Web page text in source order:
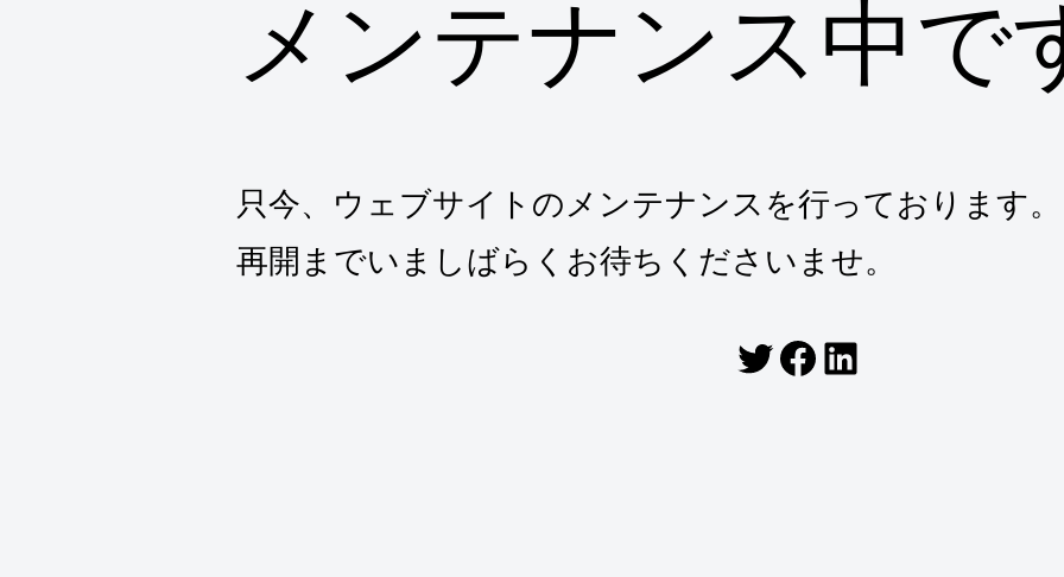
メンテナンス中で
只今、ウェブサイトのメンテナンスを行っております。
再開までいましばらくお待ちくださいませ。
Twitter
Facebook
LinkedIn